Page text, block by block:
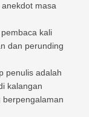
masa
kali
dan perunding
penulis adalah
kalangan